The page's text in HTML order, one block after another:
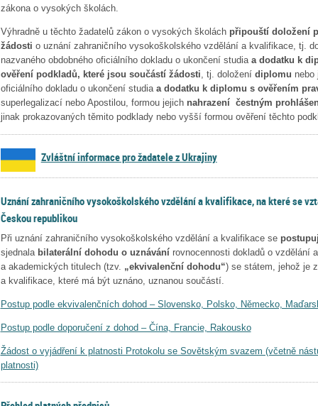
zákona o vysokých školách.
Výhradně u těchto žadatelů zákon o vysokých školách připouští doložení
žádosti o uznání zahraničního vysokoškolského vzdělání a kvalifikace, tj.
nazvaného obdobného oficiálního dokladu o ukončení studia a dodatku k
ověření podkladů, které jsou součástí žádosti , tj. doložení diplomu nebo
oficiálního dokladu o ukončení studia a dodatku k diplomu s ověřením
superlegalizací nebo Apostilou, formou jejich nahrazení čestným
jinak prokazovaných těmito podklady nebo vyšší formou ověření těchto
Zvláštní informace pro žadatele z Ukrajiny
Uznání zahraničního vysokoškolského vzdělání a kvalifikace, na které se
Českou republikou
Při uznání zahraničního vysokoškolského vzdělání a kvalifikace se
sjednala bilaterální dohodu o uznávání rovnocennosti dokladů o vzdělání
a akademických titulech (tzv. „ekvivalenční dohodu“) se státem, jehož je
a kvalifikace, které má být uznáno, uznanou součástí.
Postup podle ekvivalenčních dohod – Slovensko, Polsko, Německo,
Postup podle doporučení z dohod – Čína, Francie, Rakousko
Žádost o vyjádření k platnosti Protokolu se Sovětským svazem (včetně
platnosti)